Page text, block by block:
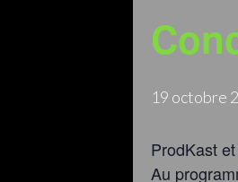
19 octobre
ProdKast
Au